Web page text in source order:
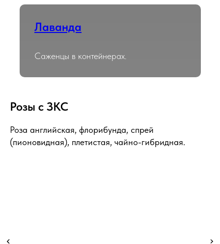
Лаванда
Саженцы в контейнерах.
Розы с ЗКС
Роза английская, флорибунда, спрей
(пионовидная), плетистая, чайно-гибридная.